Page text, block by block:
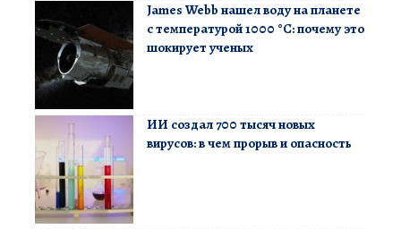
James Webb нашел воду на планете
с температурой 1000 °C: почему это
шокирует ученых
ИИ создал 700 тысяч новых
вирусов: в чем прорыв и опасность